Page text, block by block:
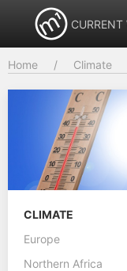
CURRENT
Home Climate
CLIMATE
Europe
Northern Africa